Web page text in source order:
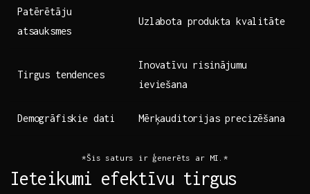
Patērētāju
⁤atsauksmes
Uzlabota produkta ⁢kvalitāte
Tirgus tendences
Inovatīvu risinājumu
ieviešana
Demogrāfiskie dati Mērķauditorijas precizēšana
*Šis saturs⁤ ir ģenerēts ar MI.*
Ieteikumi efektīvu⁢ tirgus⁤